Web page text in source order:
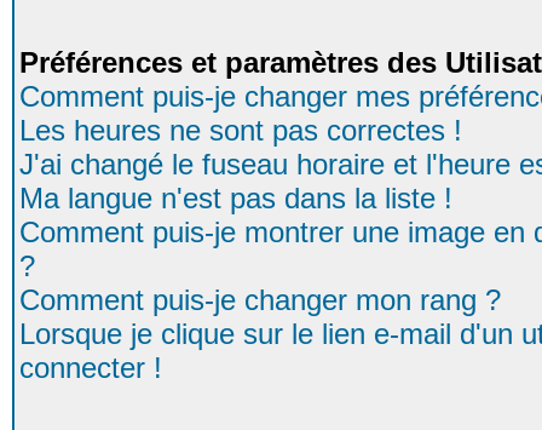
Préférences et paramètres des
Comment puis-je changer mes
Les heures ne sont pas correctes !
J'ai changé le fuseau horaire et l'heure
Ma langue n'est pas dans la liste !
Comment puis-je montrer une image
?
Comment puis-je changer mon rang ?
Lorsque je clique sur le lien e-mail d'un
connecter !